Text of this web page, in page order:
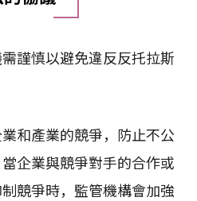
謹慎以避免違反反托拉斯
和產業的競爭，防止不公
企業與競爭對手的合作或
競爭時，監管機構會加強